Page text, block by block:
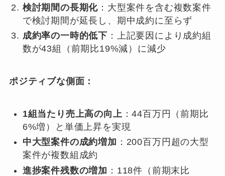
検討期間の長期化 ：大型案件を含む複数案件
で検討期間が延長し、期中成約に至らず
成約率の一時的低下 ：上記要因により成約組
数が43組（前期比19%減）に減少
ポジティブな側面：
1組当たり売上高の向上 ：44百万円（前期比
6%増）と単価上昇を実現
中大型案件の成約増加 ：200百万円超の大型
案件が複数組成約
進捗案件残数の増加 ：118件（前期末比